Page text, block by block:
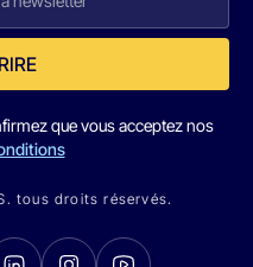
que vous acceptez nos
tous droits réservés.